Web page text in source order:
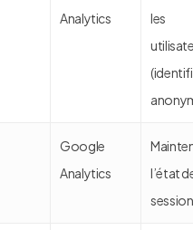
Analytics
les
Google
Analytics
l’état
session